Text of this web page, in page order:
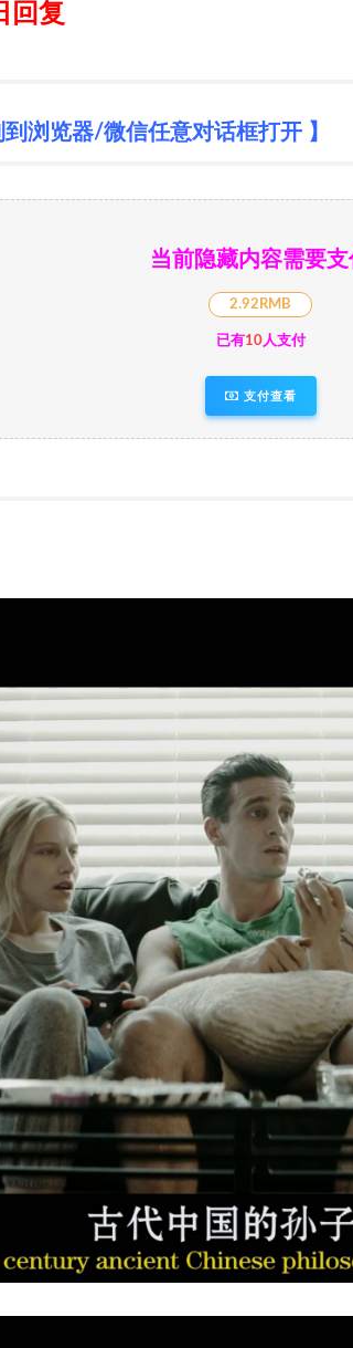
回复
浏览器/微信任意对话框打开 】
当前隐藏内容需要支
2.92RMB
已有10人支付
支付查看